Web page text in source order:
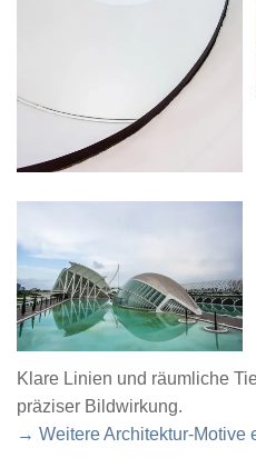
Klare Linien und räumliche
präziser Bildwirkung.
→ Weitere Architektur-Motive